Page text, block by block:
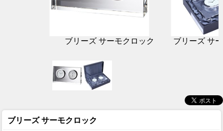
ブリーズ サーモクロック
ブリーズ サ
ブリーズ サーモクロック